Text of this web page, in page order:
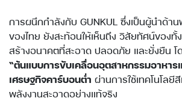
การผนึกกำลังกับ GUNKUL ซึ่งเป็นผู้นำด้า
ของไทย ยังสะท้อนให้เห็นถึง วิสัยทัศน์ของทั้
สร้างอนาคตที่สะอาด ปลอดภัย และยั่งยืน โ
“ต้นแบบการขับเคลื่อนอุตสาหกรรมอาหาร
เศรษฐกิจคาร์บอนต่ำ ผ่านการใช้เทคโนโลยี
พลังงานสะอาดอย่างแท้จริง